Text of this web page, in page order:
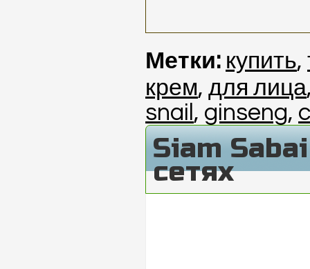
Метки: купить,
крем, для лица
snail , ginseng,
Siam
сетях